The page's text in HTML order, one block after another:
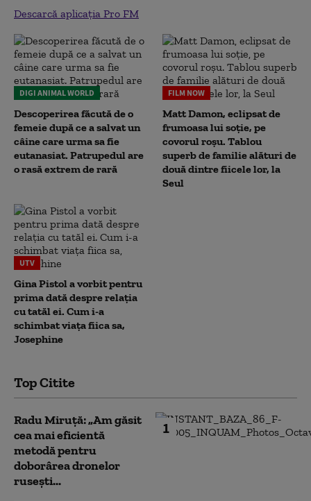
Descarcă aplicația Pro FM
DIGI ANIMAL WORLD
Descoperirea făcută de o
femeie după ce a salvat un
câine care urma sa fie
eutanasiat. Patrupedul are
o rasă extrem de rară
FILM NOW
Matt Damon, eclipsat de
frumoasa lui soție, pe
covorul roșu. Tablou
superb de familie alături de
două dintre fiicele lor, la
Seul
UTV
Gina Pistol a vorbit pentru
prima dată despre relația
cu tatăl ei. Cum i-a
schimbat viața fiica sa,
Josephine
Top Citite
1
Radu Miruță: „Am găsit
cea mai eficientă
metodă pentru
doborârea dronelor
rusești...